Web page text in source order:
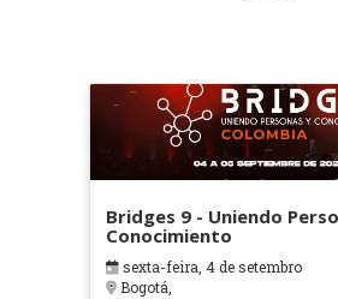
Bridges 9 - Uniendo
Conocimiento
sexta-feira, 4 de setembro
Bogotá,